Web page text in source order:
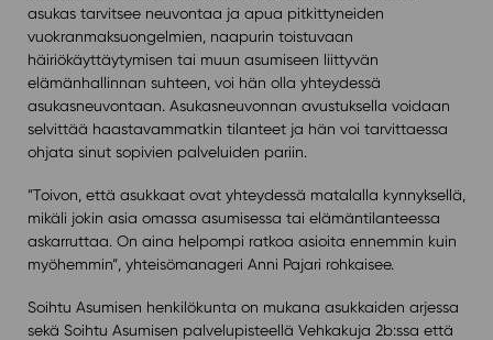
asukas tarvitsee neuvontaa ja apua pitkittyneiden
vuokranmaksuongelmien, naapurin toistuvaan
häiriökäyttäytymisen tai muun asumiseen liittyvän
elämänhallinnan suhteen, voi hän olla yhteydessä
asukasneuvontaan. Asukasneuvonnan avustuksella voidaan
selvittää haastavammatkin tilanteet ja hän voi tarvittaessa
ohjata sinut sopivien palveluiden pariin.
”Toivon, että asukkaat ovat yhteydessä matalalla kynnyksellä,
mikäli jokin asia omassa asumisessa tai elämäntilanteessa
askarruttaa. On aina helpompi ratkoa asioita ennemmin kuin
myöhemmin”, yhteisömanageri Anni Pajari rohkaisee.
Soihtu Asumisen henkilökunta on mukana asukkaiden arjessa
sekä Soihtu Asumisen palvelupisteellä Vehkakuja 2b:ssa että